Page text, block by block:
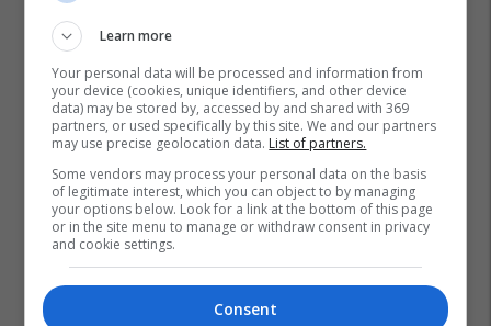
Learn more
Your personal data will be processed and information from
your device (cookies, unique identifiers, and other device
data) may be stored by, accessed by and shared with 369
partners, or used specifically by this site. We and our partners
may use precise geolocation data. List of partners.
Some vendors may process your personal data on the basis
of legitimate interest, which you can object to by managing
your options below. Look for a link at the bottom of this page
or in the site menu to manage or withdraw consent in privacy
and cookie settings.
Consent